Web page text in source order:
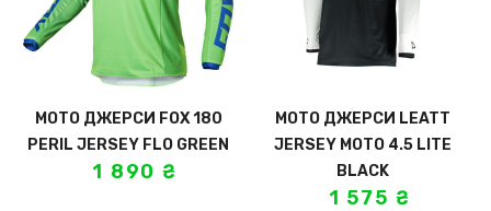
МОТО ДЖЕРСИ FOX 180
PERIL JERSEY FLO GREEN
1 890 ₴
МОТО ДЖЕРСИ LEATT
JERSEY MOTO 4.5 LITE
BLACK
1 575 ₴